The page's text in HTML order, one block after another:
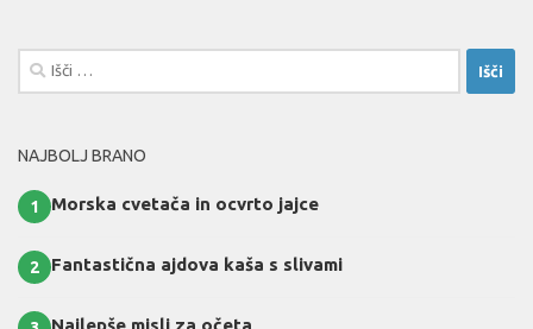
Išči:
NAJBOLJ BRANO
1 Morska cvetača in ocvrto jajce
2 Fantastična ajdova kaša s slivami